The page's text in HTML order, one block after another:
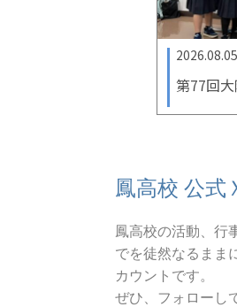
2026.08.05
第77回
鳳高校 公式
鳳高校の活動、行
でを徒然なるまま
カウントです。
ぜひ、フォローし